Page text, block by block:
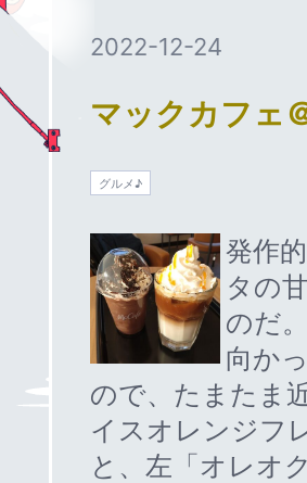
2022-12-24
マックカフェ
グルメ♪
発作
タの
のだ
向か
ので、たまたま
イスオレンジフ
と、左「オレオ